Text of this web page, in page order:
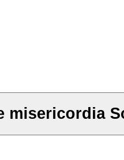
misericordia